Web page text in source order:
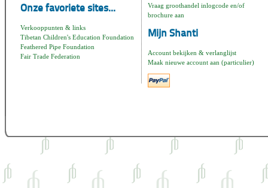
Onze favoriete sites...
Verkooppunten & links
Tibetan Children's Education Foundation
Feathered Pipe Foundation
Fair Trade Federation
Vraag groothandel inlogcode en/of
brochure aan
Mijn Shanti
Account bekijken & verlanglijst
Maak nieuwe account aan (particulier)